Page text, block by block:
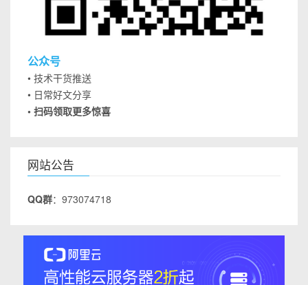
公众号
• 技术干货推送
• 日常好文分享
• 扫码领取更多惊喜
网站公告
QQ群：973074718